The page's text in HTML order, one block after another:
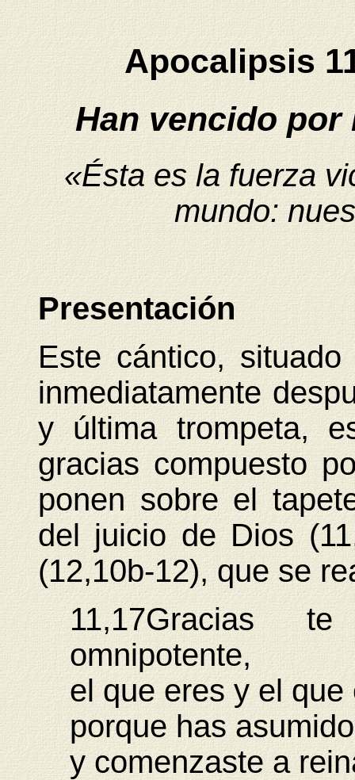
Apocalipsis
Han vencido por
«Ésta es la fuerza
mundo:
Presentación
Este cántico,
inmediatamente
y última trompeta,
gracias compuesto
ponen sobre el
del juicio de Dios
(12,10b-12), que se
11,17Gracias
omnipotente,
el que eres y el que
porque has
y comenzaste a